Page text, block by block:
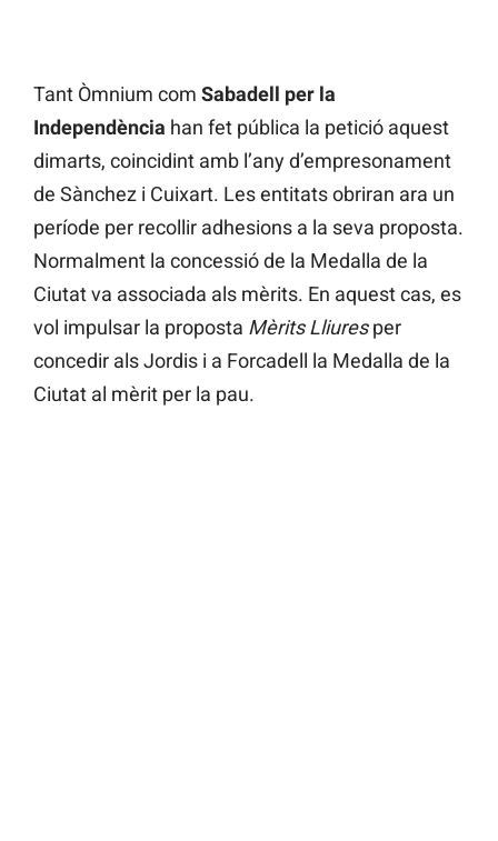
Tant Òmnium com Sabadell per la
Independència han fet pública la petició aquest
dimarts, coincidint amb l’any d’empresonament
de Sànchez i Cuixart. Les entitats obriran ara un
període per recollir adhesions a la seva proposta.
Normalment la concessió de la Medalla de la
Ciutat va associada als mèrits. En aquest cas, es
vol impulsar la proposta Mèrits Lliuresper
concedir als Jordis i a Forcadell la Medalla de la
Ciutat al mèrit per la pau.